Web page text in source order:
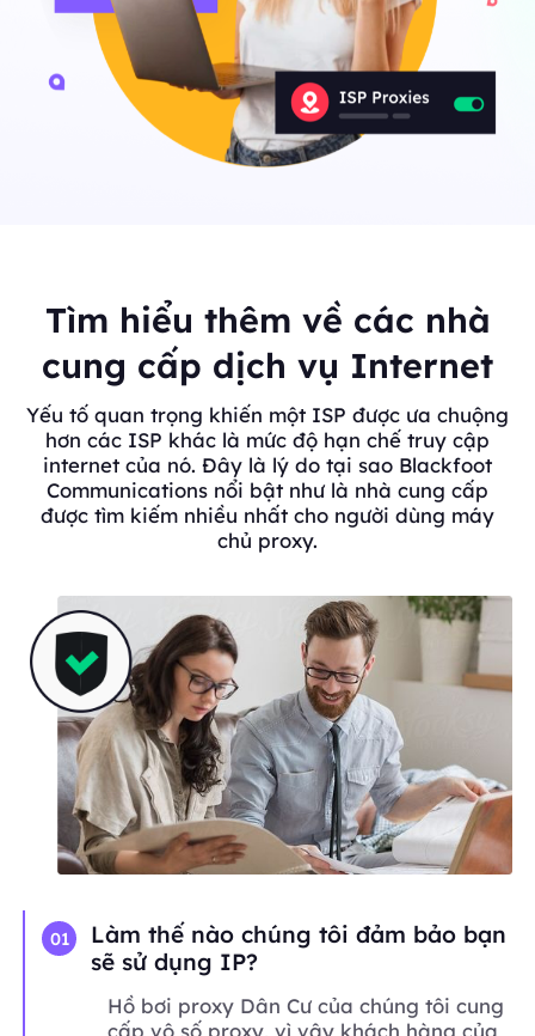
Tìm hiểu thêm về các nhà
cung cấp dịch vụ Internet
Yếu tố quan trọng khiến một ISP được ưa chuộng
hơn các ISP khác là mức độ hạn chế truy cập
internet của nó. Đây là lý do tại sao Blackfoot
Communications nổi bật như là nhà cung cấp
được tìm kiếm nhiều nhất cho người dùng máy
chủ proxy.
01
Làm thế nào chúng tôi đảm bảo bạn
sẽ sử dụng IP?
Hồ bơi proxy Dân Cư của chúng tôi cung